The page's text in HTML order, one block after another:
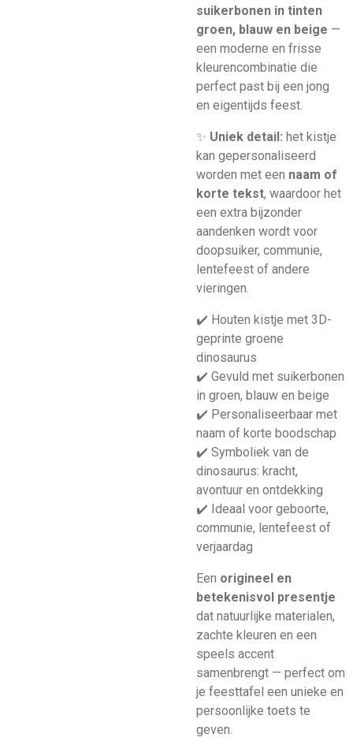
suikerbonen in tinten
groen, blauw en beige —
een moderne en frisse
kleurencombinatie die
perfect past bij een jong
en eigentijds feest.
✨ Uniek detail: het kistje
kan gepersonaliseerd
worden met een naam of
korte tekst, waardoor het
een extra bijzonder
aandenken wordt voor
doopsuiker, communie,
lentefeest of andere
vieringen.
✔️ Houten kistje met 3D-
geprinte groene
dinosaurus
✔️ Gevuld met suikerbonen
in groen, blauw en beige
✔️ Personaliseerbaar met
naam of korte boodschap
✔️ Symboliek van de
dinosaurus: kracht,
avontuur en ontdekking
✔️ Ideaal voor geboorte,
communie, lentefeest of
verjaardag
Een origineel en
betekenisvol presentje
dat natuurlijke materialen,
zachte kleuren en een
speels accent
samenbrengt — perfect om
je feesttafel een unieke en
persoonlijke toets te
geven.